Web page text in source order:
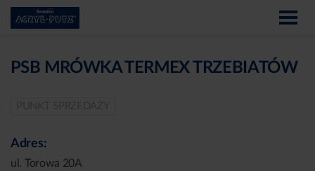
PSB MRÓWKA TERMEX TRZEBIATÓW
Adres:
ul. Torowa 20A